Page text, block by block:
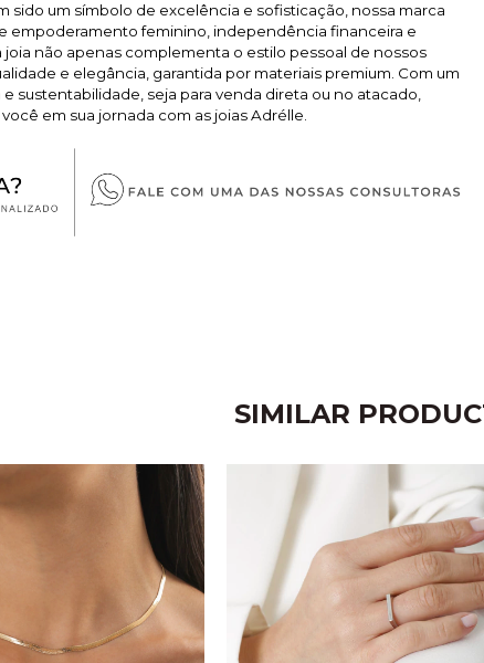
sido um símbolo de excelência e sofisticação, nossa marca
empoderamento feminino, independência financeira e
não apenas complementa o estilo pessoal de nossos
e elegância, garantida por materiais premium. Com um
sustentabilidade, seja para venda direta ou no atacado,
em sua jornada com as joias Adrélle.
SIMILAR